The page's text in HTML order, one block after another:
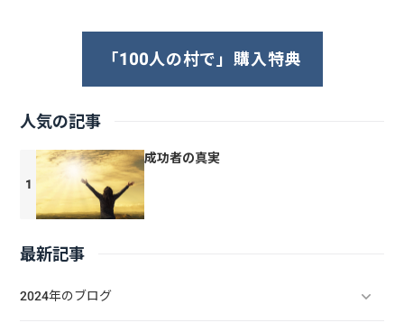
「100人の村で」購入特典
人気の記事
成功者の真実
最新記事
2024年のブログ